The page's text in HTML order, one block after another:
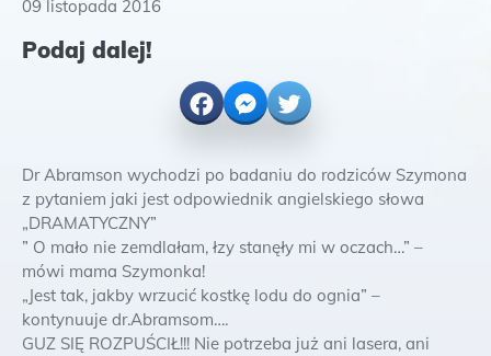
09 listopada 2016
Podaj dalej!
FacebookMessenger
Twitter
Dr Abramson wychodzi po badaniu do rodziców Szymona
z pytaniem jaki jest odpowiednik angielskiego słowa
„DRAMATYCZNY”
” O mało nie zemdlałam, łzy stanęły mi w oczach…” –
mówi mama Szymonka!
„Jest tak, jakby wrzucić kostkę lodu do ognia” –
kontynuuje dr.Abramsom….
GUZ SIĘ ROZPUŚCIŁ!!! Nie potrzeba już ani lasera, ani